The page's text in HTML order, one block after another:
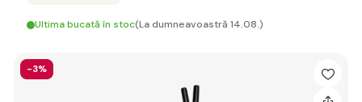
Ultima bucată în stoc(La dumneavoastră 14.08.)
-3%